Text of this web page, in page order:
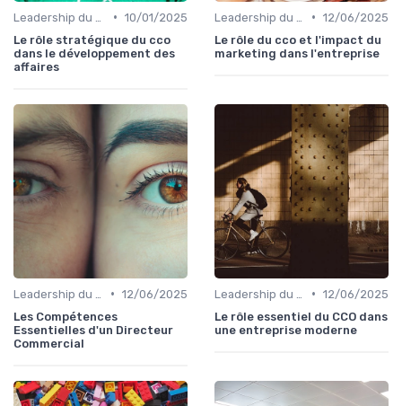
• 10/01/2025
Le rôle stratégique du cco
dans le développement des
affaires
• 12/06/2025
Le rôle du cco et l'impact du
marketing dans l'entreprise
• 12/06/2025
Les Compétences
Essentielles d'un Directeur
Commercial
• 12/06/2025
Le rôle essentiel du CCO dans
une entreprise moderne